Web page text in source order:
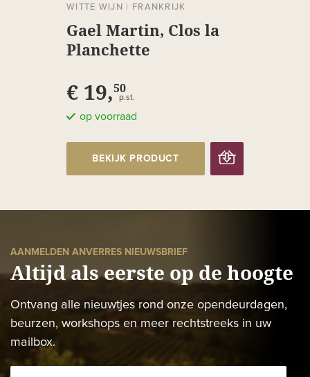
WITTE WIJN | FRANKRIJK
Gael Martin, Clos la
Planchette
€ 19,50
p.st.
op voorraad
BEKIJK PRODUCT
AANMELDEN ANVERRES NIEUWSBRIEF
Altijd als eerste op de hoogte
Ontvang alle nieuwtjes rond onze opendeurdagen,
beurzen, workshops en meer rechtstreeks in uw
mailbox.